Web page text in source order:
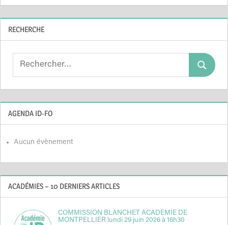
RECHERCHE
Search
Search
AGENDA ID-FO
Aucun évènement
ACADÉMIES – 10 DERNIERS ARTICLES
COMMISSION BLANCHET ACADEMIE DE
MONTPELLIER lundi 29 juin 2026 à 16h30